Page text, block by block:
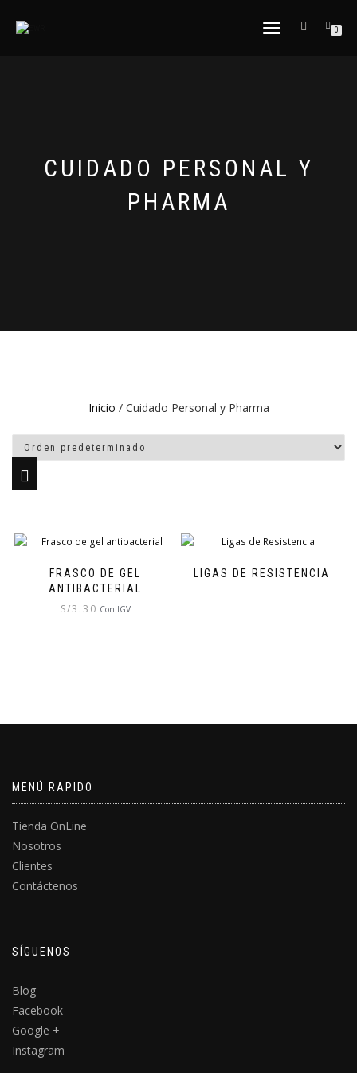
CAMBIAR
0
CUIDADO PERSONAL Y
PHARMA
Inicio / Cuidado Personal y Pharma
FRASCO DE GEL
ANTIBACTERIAL
S/3.30 Con IGV
LIGAS DE RESISTENCIA
MENÚ RAPIDO
Tienda OnLine
Nosotros
Clientes
Contáctenos
SÍGUENOS
Blog
Facebook
Google +
Instagram